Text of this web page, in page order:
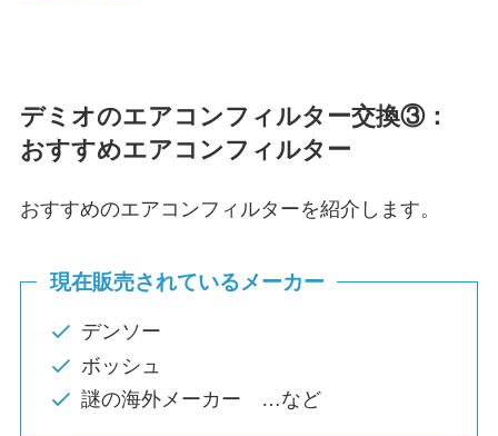
デミオのエアコンフィルター交換③：
おすすめエアコンフィルター
おすすめのエアコンフィルターを紹介します。
現在販売されているメーカー
デンソー
ボッシュ
謎の海外メーカー …など